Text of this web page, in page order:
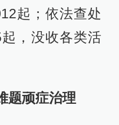
起；依法查处
，没收各类活
题顽症治理